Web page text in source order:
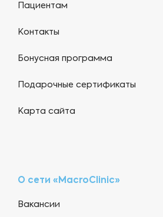
Пациентам
Контакты
Бонусная программа
Подарочные сертификаты
Карта сайта
О сети «MacroClinic»
Вакансии